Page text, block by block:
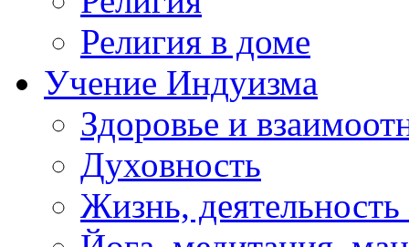
Религия в доме
Учение Индуизма
Здоровье и
Духовность
Жизнь, деятельность